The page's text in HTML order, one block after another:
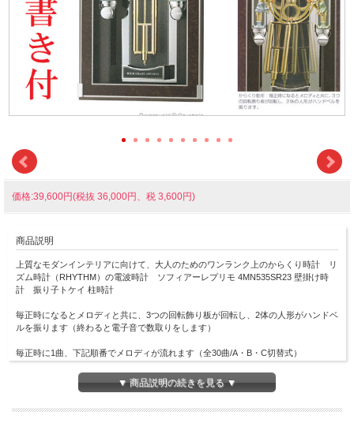
価格:39,600円(税抜 36,000円、税 3,600円)
商品説明
上質なモダンインテリアに向けて、大人のためのワンランク上のからくり時計 リ
ズム時計（RHYTHM）の電波時計 ソフィアーレプリモ 4MN535SR23 壁掛け時
計 振り子トケイ 柱時計
毎正時になるとメロディと共に、3つの回転飾り板が回転し、2体の人形がハンドベ
ルを振ります（終わると電子音で数取りをします）
毎正時に1曲、下記順番でメロディが流れます（全30曲/A・B・C切替式）
A：ジャンルミックス・メロディ（12曲入り）
▼ 商品説明の続きを見る ▼